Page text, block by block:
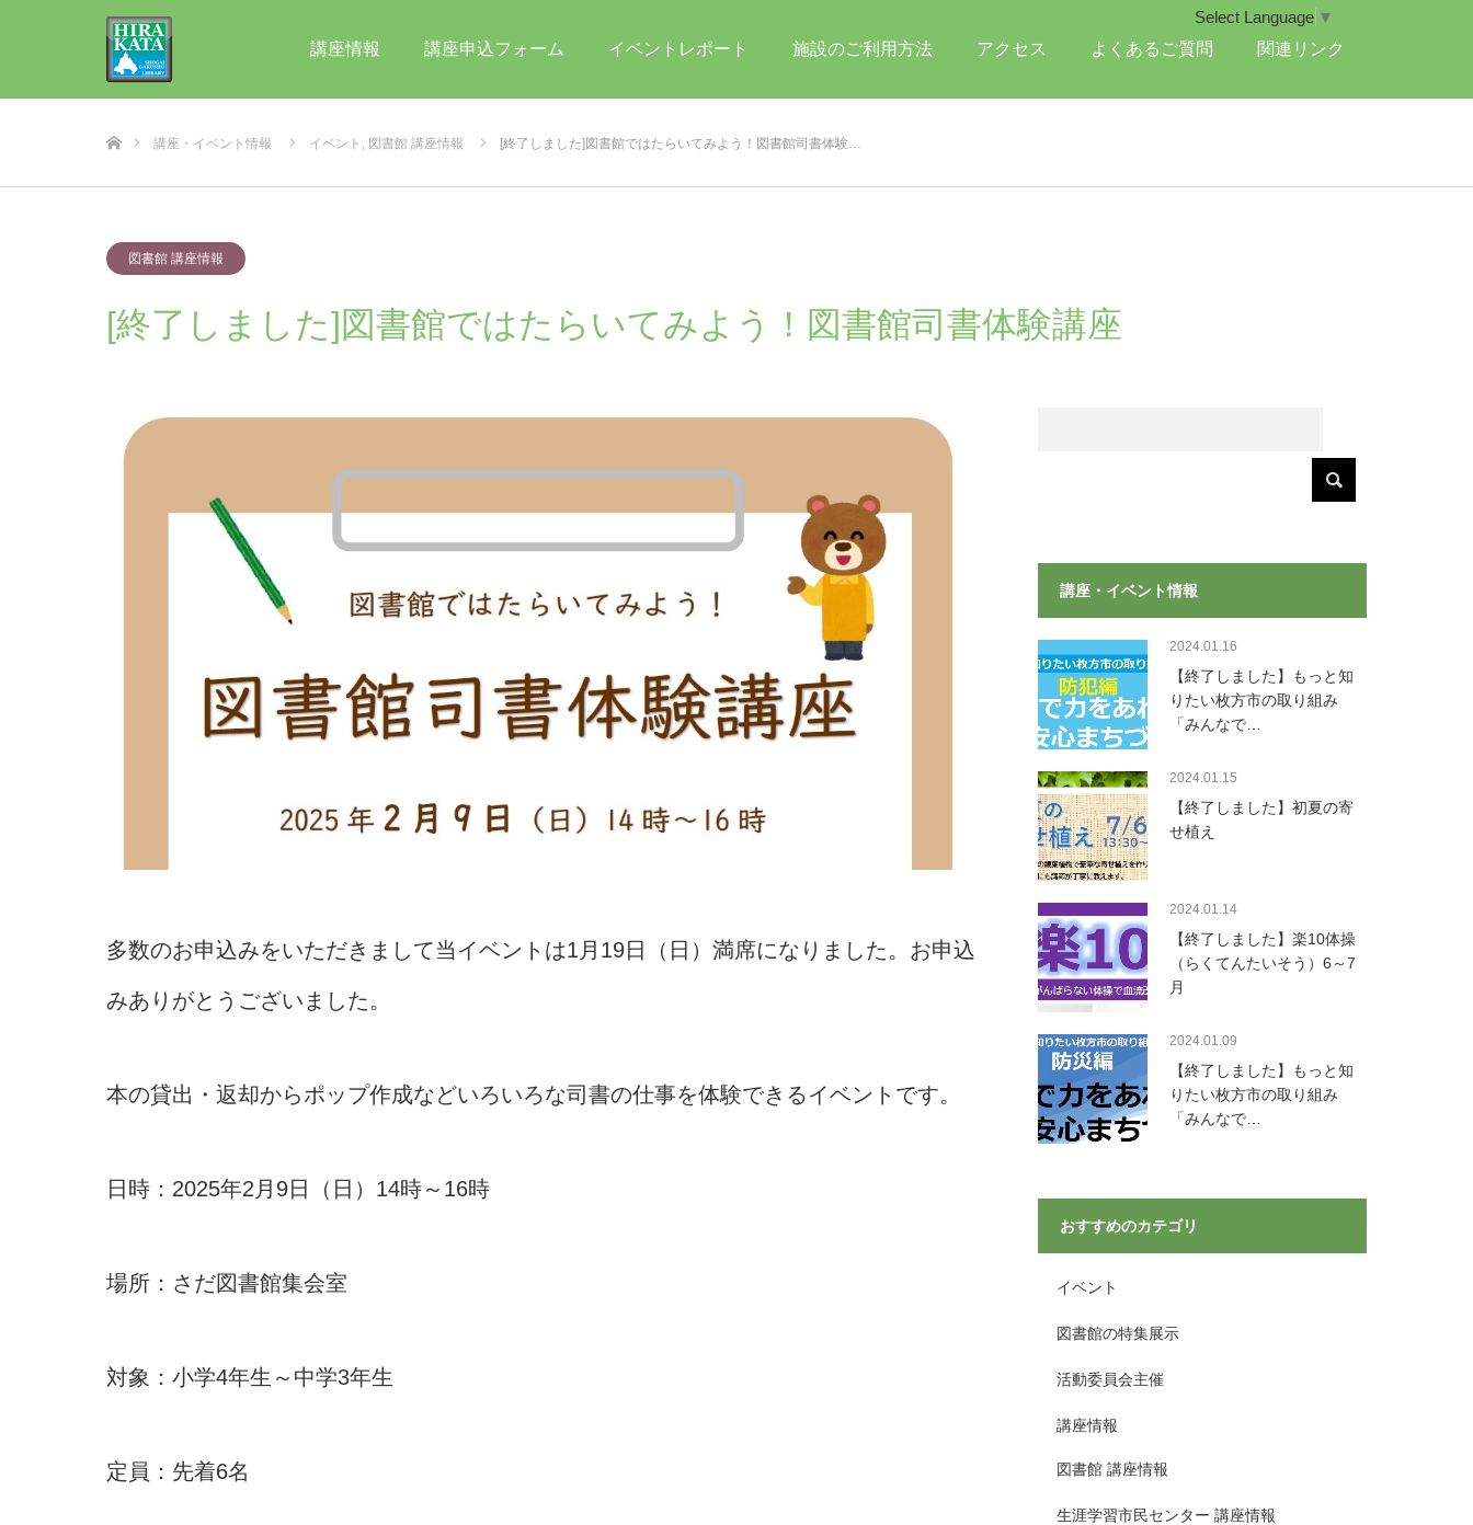
講座情報 講座申込フォーム イベントレポート 施設のご利用方法 アクセス よくあるご質問 関連リンク
Select Language ▼
講座・イベント情報 イベント , 図書館 講座情報 [終了しました]図書館ではたらいてみよう！図書館司書体験…
図書館 講座情報
[終了しました]図書館ではたらいてみよう！図書館司書体験講座
多数のお申込みをいただきまして当イベントは1月19日（日）満席になりました。お申込
みありがとうございました。
本の貸出・返却からポップ作成などいろいろな司書の仕事を体験できるイベントです。
日時：2025年2月9日（日）14時～16時
場所：さだ図書館集会室
対象：小学4年生～中学3年生
定員：先着6名
講座・イベント情報
2024.01.16
【終了しました】もっと知
りたい枚方市の取り組み
「みんなで…
2024.01.15
【終了しました】初夏の寄
せ植え
2024.01.14
【終了しました】楽10体操
（らくてんたいそう）6～7
月
2024.01.09
【終了しました】もっと知
りたい枚方市の取り組み
「みんなで…
おすすめのカテゴリ
イベント
図書館の特集展示
活動委員会主催
講座情報
図書館 講座情報
生涯学習市民センター 講座情報